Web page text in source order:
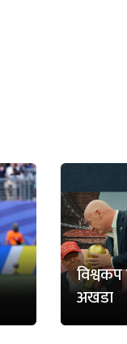
अखडा